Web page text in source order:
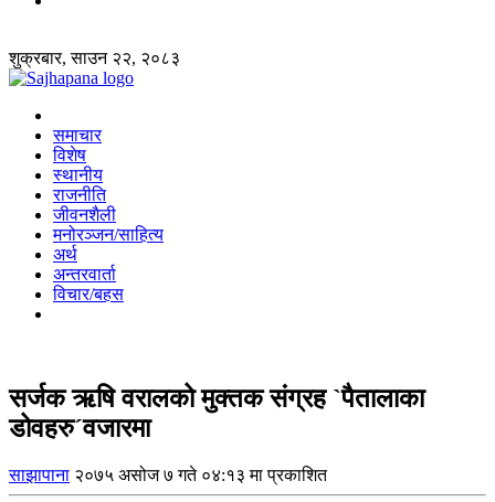
शुक्रबार, साउन २२, २०८३
समाचार
विशेष
स्थानीय
राजनीति
जीवनशैली
मनोरञ्जन/साहित्य
अर्थ
अन्तरवार्ता
विचार/बहस
सर्जक ऋषि वरालको मुक्तक संग्रह `पैतालाका
डोवहरु´वजारमा
साझापाना २०७५ असोज ७ गते ०४:१३ मा प्रकाशित